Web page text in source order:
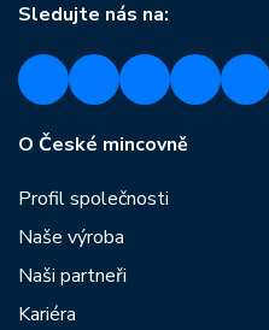
Sledujte nás na:
O České mincovně
Profil společnosti
Naše výroba
Naši partneři
Kariéra